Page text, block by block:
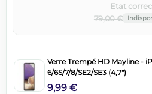
79,00 €
Etat
Verre Trempé HD Mayline -
6/6S/7/8/SE2/SE3 (4,7")
9,99 €